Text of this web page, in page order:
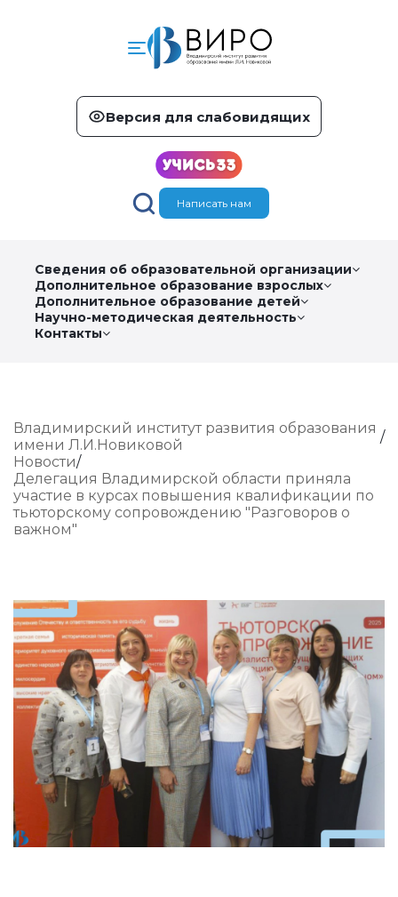
Версия для слабовидящих
Написать нам
Сведения об образовательной организации
Дополнительное образование взрослых
Дополнительное образование детей
Научно-методическая деятельность
Контакты
Владимирский институт развития образования
имени Л.И.Новиковой
Новости
Делегация Владимирской области приняла
участие в курсах повышения квалификации по
тьюторскому сопровождению "Разговоров о
важном"